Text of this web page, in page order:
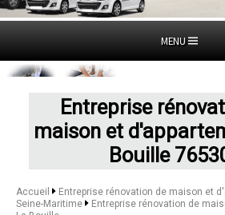
MENU
Entreprise
maison et
Bouille
Accueil
Entreprise rénovation de maison et
Seine-Maritime
Entreprise rénovation de